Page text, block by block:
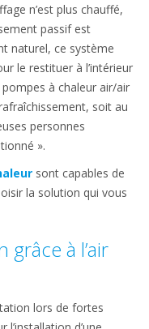
n’est plus chauffé,
passif est
naturel, ce système
le restituer à l’intérieur
pompes à chaleur air/air
soit au
personnes
».
sont capables de
la solution qui vous
grâce à l’air
lors de fortes